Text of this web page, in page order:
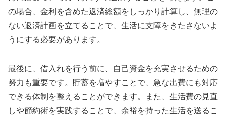
の場合、金利を含めた返済総額をしっかり計算し、無理の
ない返済計画を立てることで、生活に支障をきたさないよ
うにする必要があります。
最後に、借入れを行う前に、自己資金を充実させるための
努力も重要です。貯蓄を増やすことで、急な出費にも対応
できる体制を整えることができます。また、生活費の見直
しや節約術を実践することで、余裕を持った生活を送るこ